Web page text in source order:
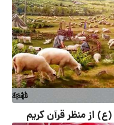
از منظر قرآن کریم